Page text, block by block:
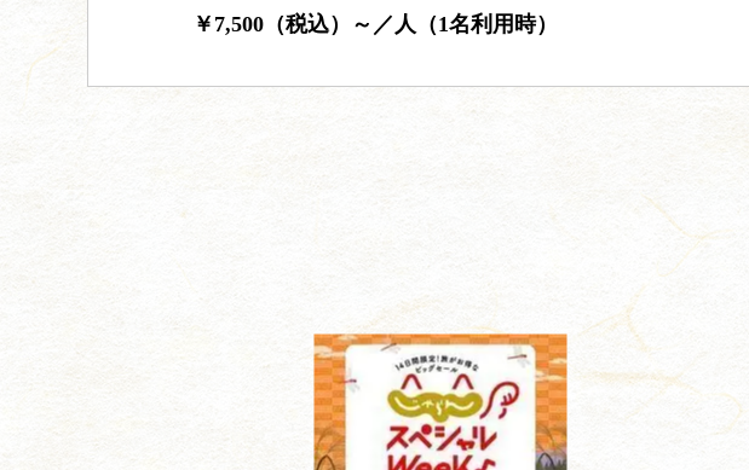
￥7,500（税込）～／人（1名利用時）